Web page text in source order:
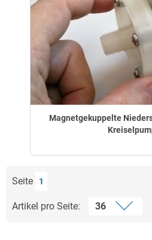
Magnetgekuppelte
Seite 1
Artikel pro Seite: